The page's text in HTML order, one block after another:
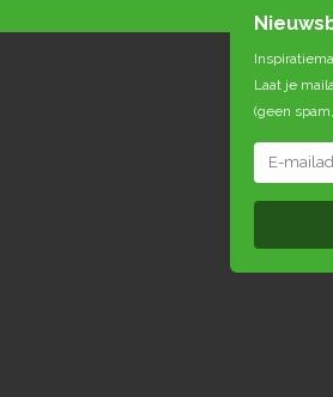
Laat je
(geen